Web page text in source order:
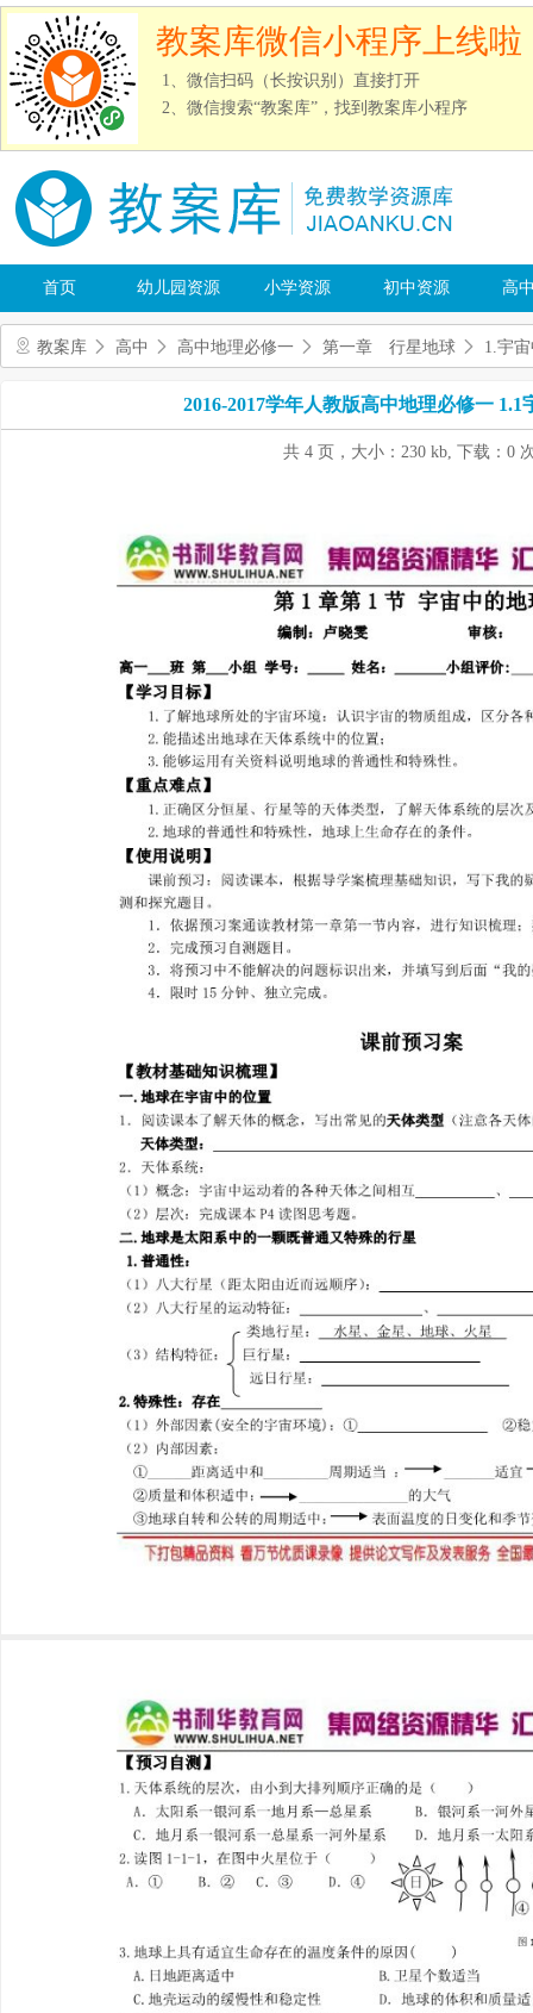
教案库微信小程序上线啦
1、微信扫码（长按识别）直接打开
2、微信搜索“教案库”，找到教案库小程序
首页 幼儿园资源 小学资源 初中资源 高
教案库 高中 高中地理必修一 第一章 行星地球 1.宇
2016-2017学年人教版高中地理必修一 1.1
共 4 页，大小：230 kb, 下载：0